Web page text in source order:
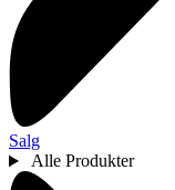
Salg
Alle Produkter